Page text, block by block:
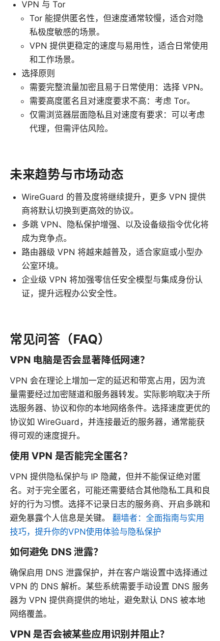
VPN 与 Tor
Tor 能提供匿名性，但速度通常较慢，适合对隐
私极度敏感的场景。
VPN 提供更稳定的速度与易用性，适合日常使用
和工作场景。
选择原则
需要完整流量加密且易于日常使用：选择 VPN。
需要高度匿名且对速度要求不高：考虑 Tor。
仅需浏览器层面隐私且对速度有要求：可以考虑
代理，但需评估风险。
未来趋势与市场动态
WireGuard 的普及度将继续提升，更多 VPN 提供
商将默认切换到更高效的协议。
多跳 VPN、隐私保护增强、以及设备级指令优化将
成为竞争点。
路由器级 VPN 将越来越普及，适合家庭或小型办
公室环境。
企业级 VPN 将加强零信任安全模型与集成身份认
证，提升远程办公安全性。
常见问答（FAQ）
VPN 电脑是否会显著降低网速？
VPN 会在理论上增加一定的延迟和带宽占用，因为流
量需要经过加密隧道和服务器转发。实际影响取决于所
选服务器、协议和你的本地网络条件。选择速度更优的
协议如 WireGuard，并连接最近的服务器，通常能获
得可观的速度提升。
使用 VPN 是否能完全匿名？
VPN 提供隐私保护与 IP 隐藏，但并不能保证绝对匿
名。对于完全匿名，可能还需要结合其他隐私工具和良
好的行为习惯。选择不记录日志的服务商、开启多跳和
避免暴露个人信息是关键。 翻墙者：全面指南与实用
技巧，提升你的VPN使用体验与隐私保护
如何避免 DNS 泄露？
确保启用 DNS 泄露保护，并在客户端设置中选择通过
VPN 的 DNS 解析。某些系统需要手动设置 DNS 服务
器为 VPN 提供商提供的地址，避免默认 DNS 被本地
网络覆盖。
VPN 是否会被某些应用识别并阻止？